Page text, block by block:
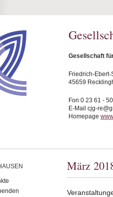
Gesellschaft
Friedrich-Ebert-
45659
Fon 0 23 61 -
E-Mail cjg-
Homepage
März